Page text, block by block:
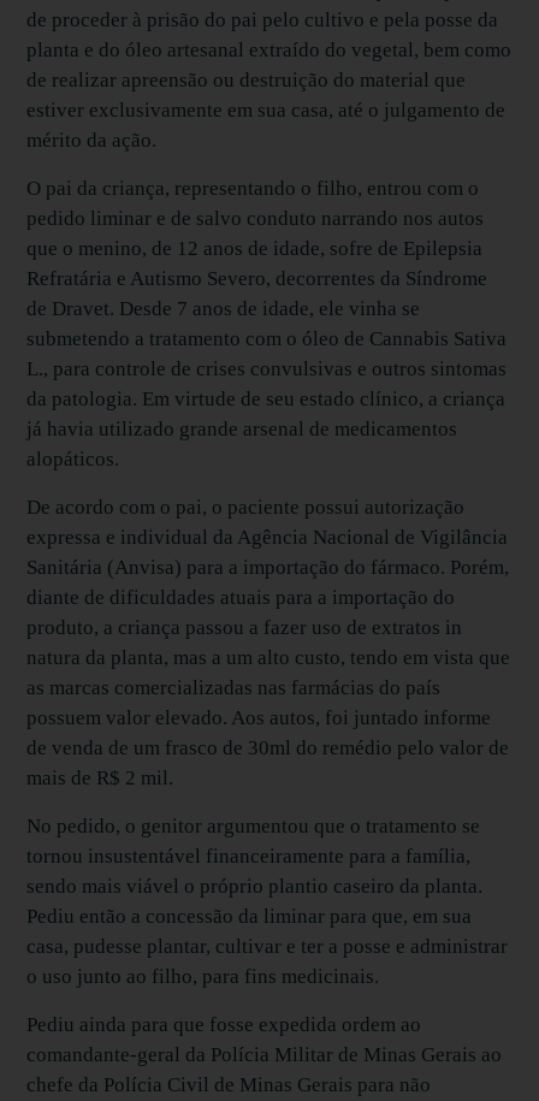
de proceder à prisão do pai pelo cultivo e pela posse da
planta e do óleo artesanal extraído do vegetal, bem como
de realizar apreensão ou destruição do material que
estiver exclusivamente em sua casa, até o julgamento de
mérito da ação.
O pai da criança, representando o filho, entrou com o
pedido liminar e de salvo conduto narrando nos autos
que o menino, de 12 anos de idade, sofre de Epilepsia
Refratária e Autismo Severo, decorrentes da Síndrome
de Dravet. Desde 7 anos de idade, ele vinha se
submetendo a tratamento com o óleo de Cannabis Sativa
L., para controle de crises convulsivas e outros sintomas
da patologia. Em virtude de seu estado clínico, a criança
já havia utilizado grande arsenal de medicamentos
alopáticos.
De acordo com o pai, o paciente possui autorização
expressa e individual da Agência Nacional de Vigilância
Sanitária (Anvisa) para a importação do fármaco. Porém,
diante de dificuldades atuais para a importação do
produto, a criança passou a fazer uso de extratos in
natura da planta, mas a um alto custo, tendo em vista que
as marcas comercializadas nas farmácias do país
possuem valor elevado. Aos autos, foi juntado informe
de venda de um frasco de 30ml do remédio pelo valor de
mais de R$ 2 mil.
No pedido, o genitor argumentou que o tratamento se
tornou insustentável financeiramente para a família,
sendo mais viável o próprio plantio caseiro da planta.
Pediu então a concessão da liminar para que, em sua
casa, pudesse plantar, cultivar e ter a posse e administrar
o uso junto ao filho, para fins medicinais.
Pediu ainda para que fosse expedida ordem ao
comandante-geral da Polícia Militar de Minas Gerais ao
chefe da Polícia Civil de Minas Gerais para não